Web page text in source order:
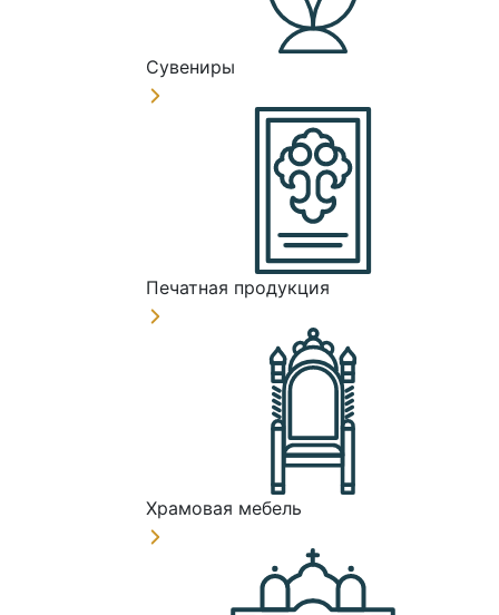
Сувениры
Печатная продукция
Храмовая мебель